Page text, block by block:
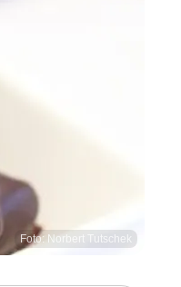
Foto: Norbert Tutschek